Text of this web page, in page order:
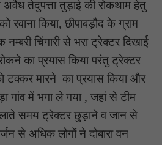
तेदुपत्ता तुड़ाई की रोकथाम हेतु
रवाना किया, छीपाबड़ौद के ग्राम
चिंगारी से भरा ट्रेक्टर दिखाई
का प्रयास किया परंतु ट्रेक्टर
टक्कर मारने का प्रयास किया और
गांव में भगा ले गया , जहां से टीम
लाते समय ट्रेक्टर छुड़ाने व जान से
से अधिक लोगों ने दोबारा वन